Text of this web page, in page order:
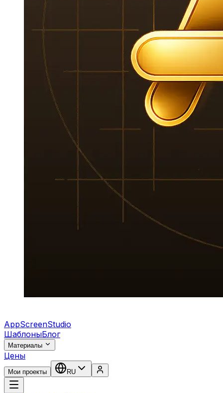
AppScreenStudio
ШаблоныБлог
Материалы
Цены
Мои проекты RU